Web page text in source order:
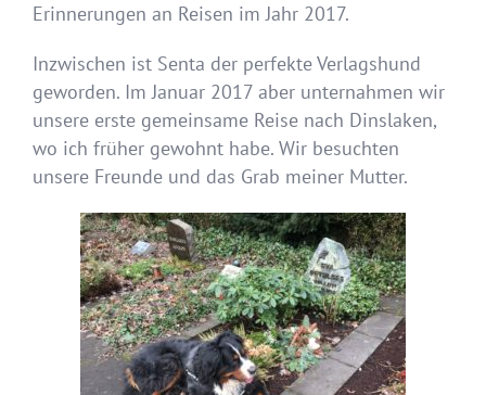
Erinnerungen an Reisen im Jahr 2017.
Inzwischen ist Senta der perfekte Verlagshund
geworden. Im Januar 2017 aber unternahmen wir
unsere erste gemeinsame Reise nach Dinslaken,
wo ich früher gewohnt habe. Wir besuchten
unsere Freunde und das Grab meiner Mutter.